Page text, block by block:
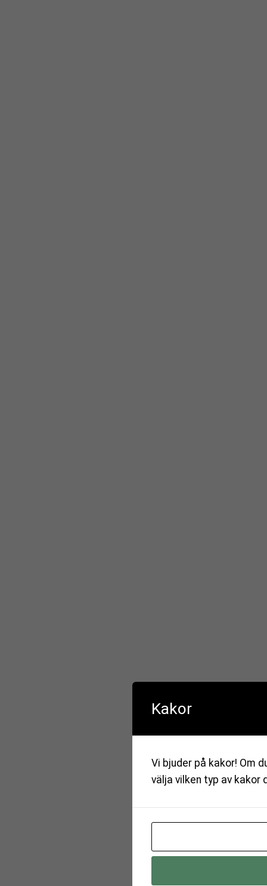
Kakor
Vi bjuder på kakor! Om
välja vilken typ av kakor